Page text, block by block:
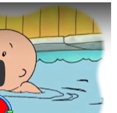
on YouTube